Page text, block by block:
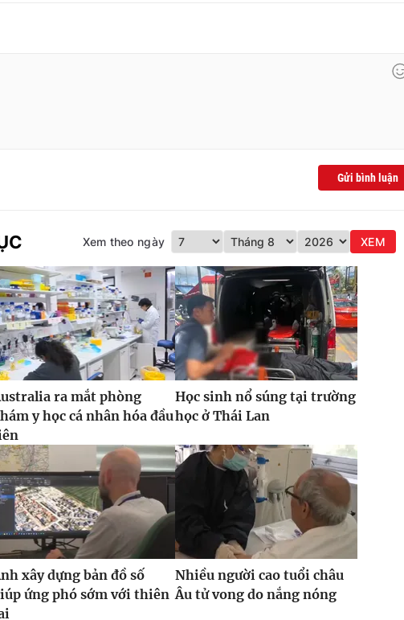
Gửi bình luận
Xem theo ngày XEM
ra mắt phòng
y học cá nhân hóa đầu
Học sinh nổ súng tại trường
học ở Thái Lan
xây dựng bản đồ số
ứng phó sớm với thiên
Nhiều người cao tuổi châu
Âu tử vong do nắng nóng